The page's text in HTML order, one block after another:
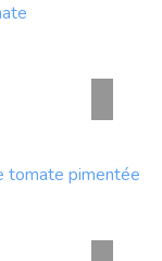
tomate pimentée